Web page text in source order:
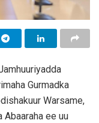
Gurmadka
Warsame,
Abaaraha ee uu